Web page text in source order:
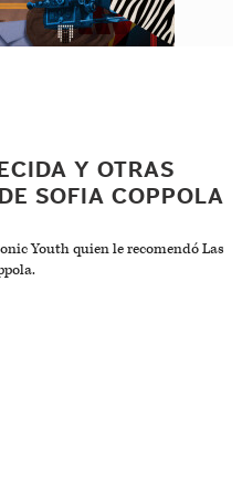
Y OTRAS
SOFIA COPPOLA
Youth quien le recomendó Las